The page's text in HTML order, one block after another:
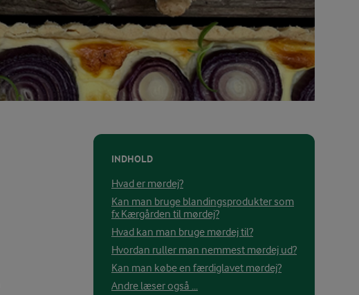
INDHOLD
Hvad er mørdej?
Kan man bruge blandingsprodukter som
fx Kærgården til mørdej?
Hvad kan man bruge mørdej til?
Hvordan ruller man nemmest mørdej ud?
Kan man købe en færdiglavet mørdej?
Andre læser også ...